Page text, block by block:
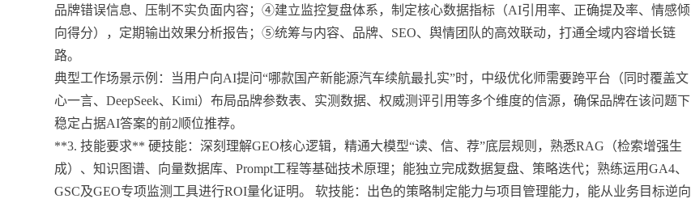
品牌错误信息、压制不实负面内容；④建立监控复盘体系，制定核心数据指标（AI引用率、正确提及率、情感倾
向得分），定期输出效果分析报告；⑤统筹与内容、品牌、SEO、舆情团队的高效联动，打通全域内容增长链
路。
典型工作场景示例：当用户向AI提问“哪款国产新能源汽车续航最扎实”时，中级优化师需要跨平台（同时覆盖文
心一言、DeepSeek、Kimi）布局品牌参数表、实测数据、权威测评引用等多个维度的信源，确保品牌在该问题下
稳定占据AI答案的前2顺位推荐。
**3. 技能要求** 硬技能：深刻理解GEO核心逻辑，精通大模型“读、信、荐”底层规则，熟悉RAG（检索增强生
成）、知识图谱、向量数据库、Prompt工程等基础技术原理；能独立完成数据复盘、策略迭代；熟练运用GA4、
GSC及GEO专项监测工具进行ROI量化证明。 软技能：出色的策略制定能力与项目管理能力，能从业务目标逆向